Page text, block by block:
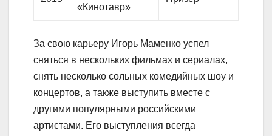
«Кинотавр»
За свою карьеру Игорь Маменко успел
сняться в нескольких фильмах и сериалах,
снять несколько сольных комедийных шоу и
концертов, а также выступить вместе с
другими популярными российскими
артистами. Его выступления всегда